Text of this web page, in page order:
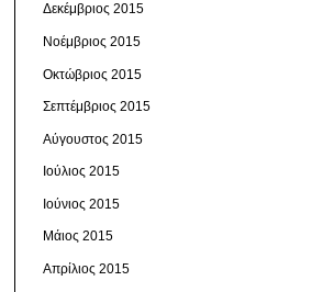
Δεκέμβριος 2015
Νοέμβριος 2015
Οκτώβριος 2015
Σεπτέμβριος 2015
Αύγουστος 2015
Ιούλιος 2015
Ιούνιος 2015
Μάιος 2015
Απρίλιος 2015